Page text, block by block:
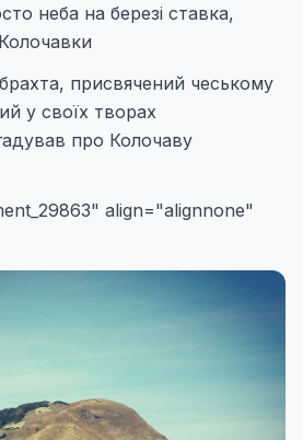
неба на березі ставка,
присвячений чеському
у своїх творах
про Колочаву
align="alignnone"